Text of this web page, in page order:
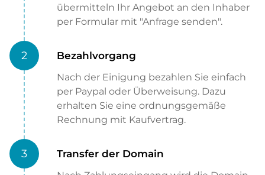
übermitteln Ihr Angebot an den Inhaber
per Formular mit "Anfrage senden".
2 Bezahlvorgang
Nach der Einigung bezahlen Sie einfach
per Paypal oder Überweisung. Dazu
erhalten Sie eine ordnungsgemäße
Rechnung mit Kaufvertrag.
3 Transfer der Domain